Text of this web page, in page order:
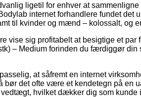
ligetil for enhver at
internet forhandlere fundet det
til kvinder og mænd – kolossalt, og
vise sig profitabelt at besigtige et
– Medium forinden du færdiggør
at såfremt en internet
bør det ofte være et kendetegn på
hvilket dækker dig som kunde